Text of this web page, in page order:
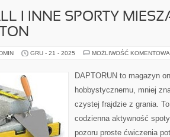
I INNE SPORTY
GRU - 21 - 2025 MOŻLIWOŚĆ
DAPTORUN to magazyn
hobbystycznemu, mniej
czystej frajdzie z grania.
codzienna aktywność
pozoru proste ćwiczenia